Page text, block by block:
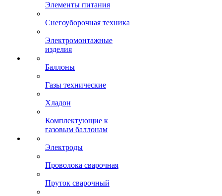
Элементы питания
Снегоуборочная техника
Электромонтажные
изделия
Баллоны
Газы технические
Хладон
Комплектующие к
газовым баллонам
Электроды
Проволока сварочная
Пруток сварочный